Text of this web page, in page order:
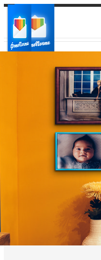
Ваш регион доставки
Выберите из списка: